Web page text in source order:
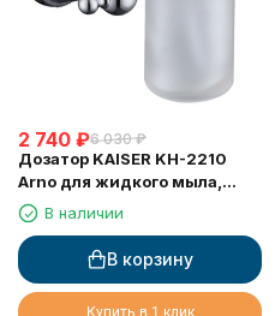
2 740 ₽6 030 ₽
Дозатор KAISER KH-2210
Arno для жидкого мыла,
настенный
В наличии
В корзину